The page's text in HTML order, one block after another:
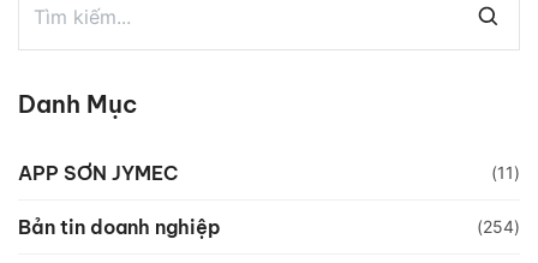
Danh Mục
APP SƠN JYMEC (11)
Bản tin doanh nghiệp (254)